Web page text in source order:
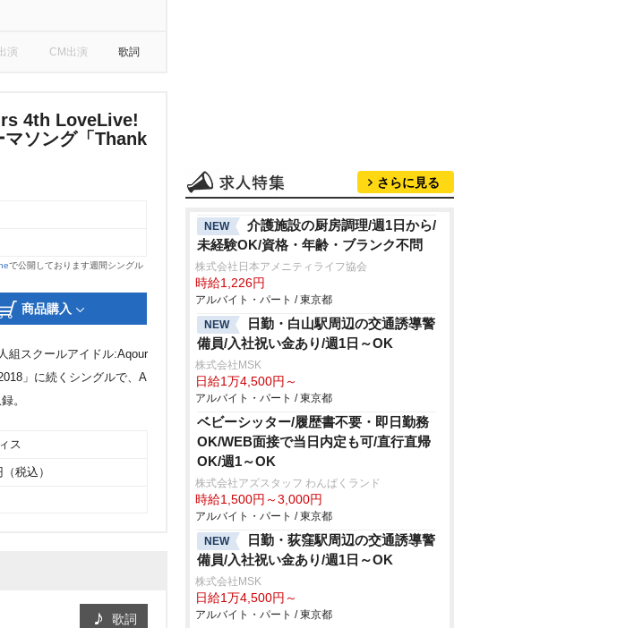
演 CM出演 歌詞
4th LoveLive!
ソング「Thank
で公開しております週間シングル
商品購入
組スクールアイドル:Aqour
」に続くシングルで、A
。
ス
税込）
歌詞
さらに見る
NEW
介護施設の厨房調理/週1日から/
未経験OK/資格・年齢・ブランク不問
株式会社日本アメニティライフ協会
時給1,226円
アルバイト・パート / 東京都
NEW
日勤・白山駅周辺の交通誘導警
備員/入社祝い金あり/週1日～OK
株式会社MSK
日給1万4,500円～
アルバイト・パート / 東京都
ベビーシッター/履歴書不要・即日勤務
OK/WEB面接で当日内定も可/直行直帰
OK/週1～OK
株式会社アズスタッフ わんぱくランド
時給1,500円～3,000円
アルバイト・パート / 東京都
NEW
日勤・荻窪駅周辺の交通誘導警
備員/入社祝い金あり/週1日～OK
株式会社MSK
日給1万4,500円～
アルバイト・パート / 東京都